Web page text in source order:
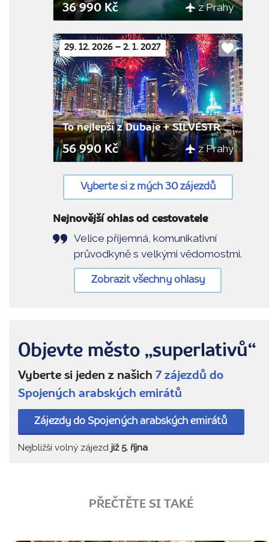
36 990 Kč z Prahy
29. 12. 2026 – 2. 1. 2027
Do
oblíbených
To nejlepší z Dubaje + SILVESTR
56 990 Kč z Prahy
Vyberte si z mých 30 zájezdů
Nejnovější ohlas od cestovatele
Velice příjemná, komunikativní
průvodkyně s velkými vědomostmi.
Zobrazit všechny ohlasy
Objevte město „superlativů“
Vyberte si jeden z našich 7 zájezdů do
Spojených arabských emirátů
Zájezdy do Spojených arabských emirátů
Nejbližší volný zájezd již 5. října
PŘEČTĚTE SI TAKÉ